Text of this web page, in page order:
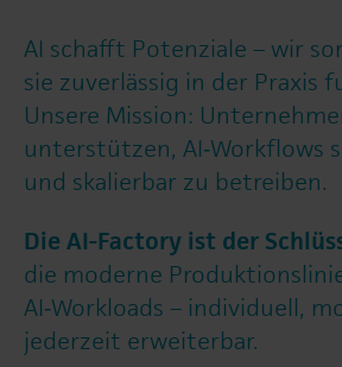
AI schafft Potenziale – wir
sie zuverlässig in der Praxis
Unsere Mission:
unterstützen, AI‑Workflows
und skalierbar zu betreiben.
Die AI-Factory ist der
die moderne
AI‑Workloads – individuell,
jederzeit erweiterbar.